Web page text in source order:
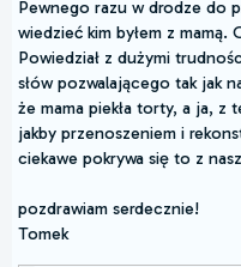
Pewnego razu w drodze do
wiedzieć kim byłem z
Powiedział z dużymi
słów pozwalającego tak jak
że mama piekła torty, a ja, z
jakby przenoszeniem i
ciekawe pokrywa się to z
pozdrawiam serdecznie!
Tomek